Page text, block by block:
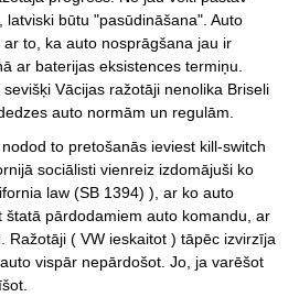
latviski būtu "pasūdināšana". Auto
to, ka auto nosprāgšana jau ir
ar baterijas eksistences termiņu.
Vācijas ražotāji nenolika Briseli
auto normām un regulām.
to pretošanās ieviest kill-switch
sociālisti vienreiz izdomājuši ko
law (SB 1394) ), ar ko auto
štatā pārdodamiem auto komandu, ar
Ražotāji ( VW ieskaitot ) tāpēc izvirzīja
vispār nepārdošot. Jo, ja varēšot